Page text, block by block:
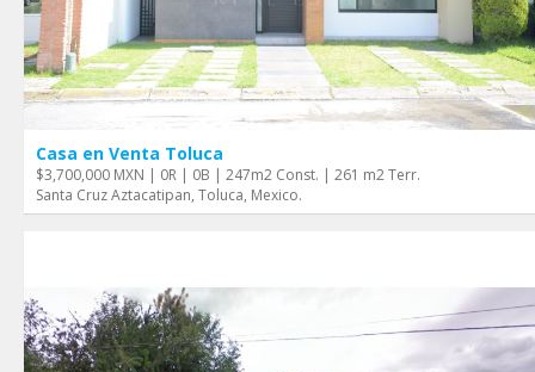
Casa en Venta Toluca
$3,700,000 MXN | 0R | 0B | 247m2 Const. | 261 m2 Terr.
Santa Cruz Aztacatipan, Toluca, Mexico.